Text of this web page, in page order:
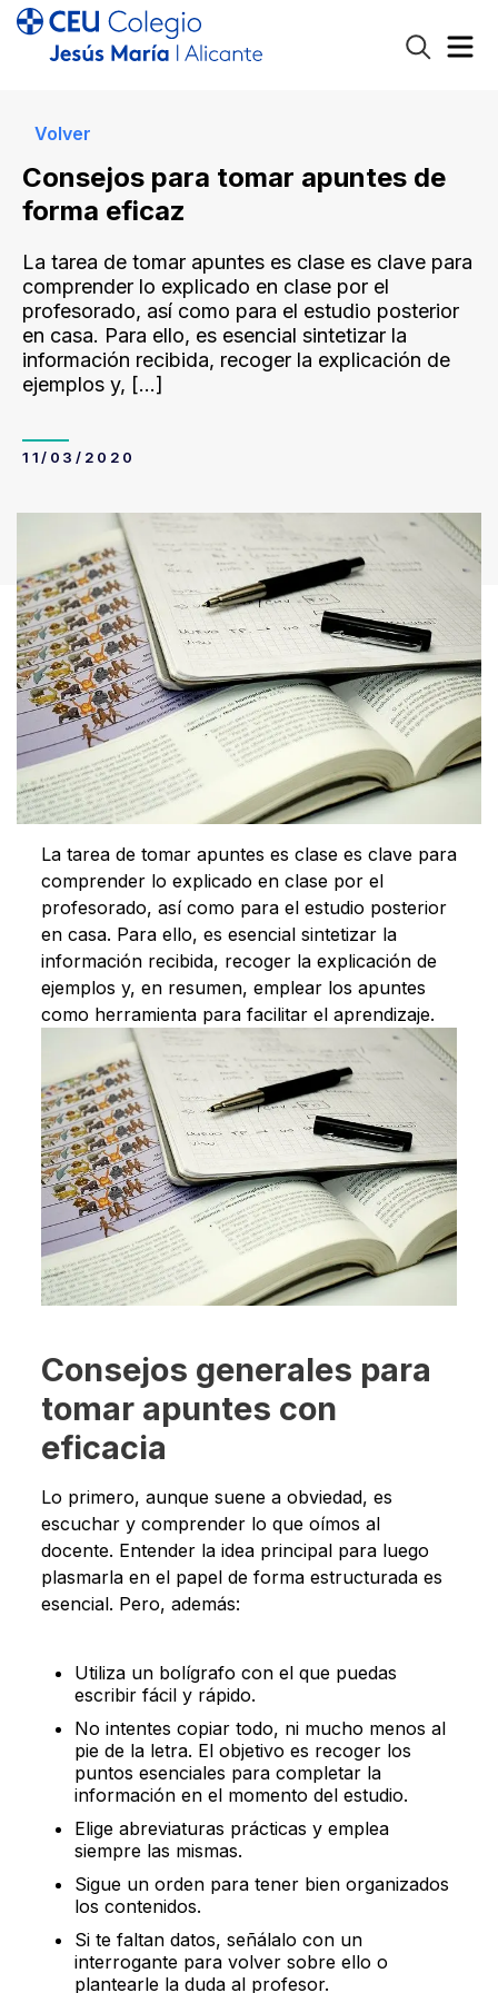
Volver
Consejos para tomar apuntes de
forma eficaz
La tarea de tomar apuntes es clase es clave para
comprender lo explicado en clase por el
profesorado, así como para el estudio posterior
en casa. Para ello, es esencial sintetizar la
información recibida, recoger la explicación de
ejemplos y, […]
11/03/2020
La tarea de tomar apuntes es clase es clave para
comprender lo explicado en clase por el
profesorado, así como para el estudio posterior
en casa. Para ello, es esencial sintetizar la
información recibida, recoger la explicación de
ejemplos y, en resumen, emplear los apuntes
como herramienta para facilitar el aprendizaje.
Consejos generales para
tomar apuntes con
eficacia
Lo primero, aunque suene a obviedad, es
escuchar y comprender lo que oímos al
docente. Entender la idea principal para luego
plasmarla en el papel de forma estructurada es
esencial. Pero, además:
Utiliza un bolígrafo con el que puedas
escribir fácil y rápido.
No intentes copiar todo, ni mucho menos al
pie de la letra. El objetivo es recoger los
puntos esenciales para completar la
información en el momento del estudio.
Elige abreviaturas prácticas y emplea
siempre las mismas.
Sigue un orden para tener bien organizados
los contenidos.
Si te faltan datos, señálalo con un
interrogante para volver sobre ello o
plantearle la duda al profesor.